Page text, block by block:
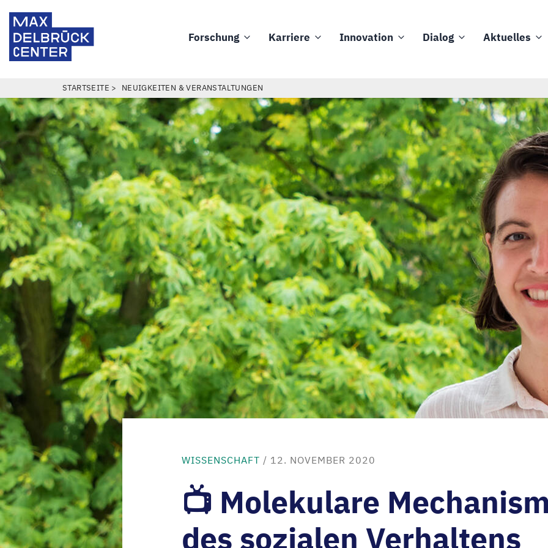
zum
Inhalt
Forschung Karriere Innovation Dialog Aktuelles
PFADNAVIGATION
STARTSEITE NEUIGKEITEN & VERANSTALTUNGEN
WISSENSCHAFT / 12. NOVEMBER 2020
📺 Molekulare
des sozialen Verhaltens